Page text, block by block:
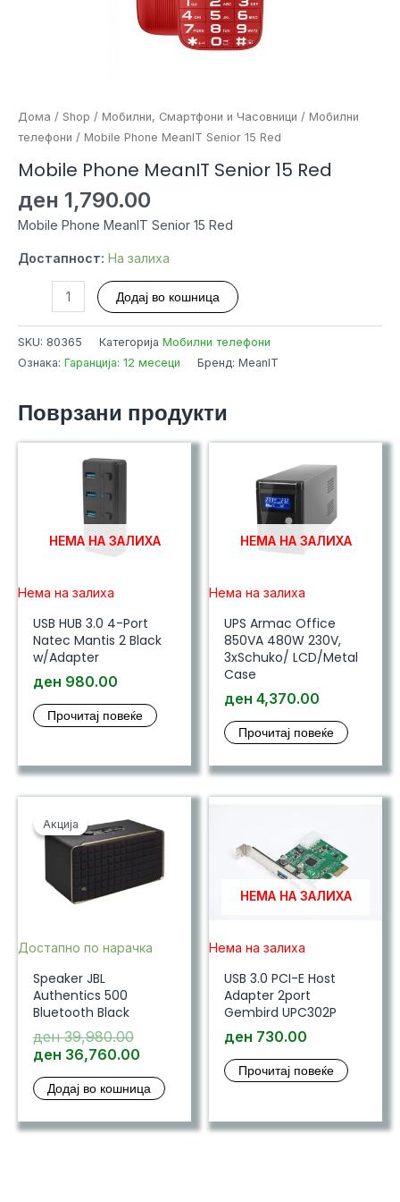
Дома / Shop / Мобилни, Смартфони и Часовници / Мобилни
телефони / Mobile Phone MeanIT Senior 15 Red
Mobile Phone MeanIT Senior 15 Red
ден 1,790.00
Mobile Phone MeanIT Senior 15 Red
Достапност: На залиха
Phone
MeanIT
количина
Додај во кошница
SKU: 80365 Категорија Мобилни телефони
Ознака: Гаранција: 12 месеци Бренд: MeanIT
Поврзани продукти
НЕМА НА ЗАЛИХА
Нема на залиха
USB HUB 3.0 4-Port
Natec Mantis 2 Black
w/Adapter
ден 980.00
Прочитај повеќе
НЕМА НА ЗАЛИХА
Нема на залиха
UPS Armac Office
850VA 480W 230V,
3xSchuko/ LCD/Metal
Case
ден 4,370.00
Прочитај повеќе
Акција
Акција
Достапно по нарачка
Speaker JBL
Authentics 500
Bluetooth Black
ден39,980.00Original
price
ден 39,980.00.
ден 36,760.00Current
is:
Додај во кошница
НЕМА НА ЗАЛИХА
Нема на залиха
USB 3.0 PCI-E Host
Adapter 2port
Gembird UPC302P
ден 730.00
Прочитај повеќе